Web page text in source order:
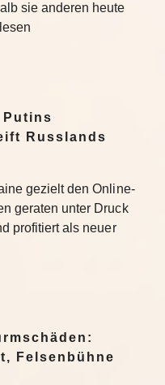
sie anderen heute
Putins
Russlands
gezielt den Online-
geraten unter Druck
profitiert als neuer
Felsenbühne